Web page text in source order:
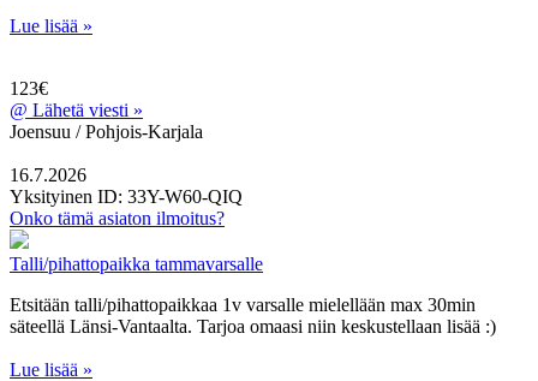
Lue lisää »
123€
@ Lähetä viesti »
Joensuu / Pohjois-Karjala
16.7.2026
Yksityinen ID: 33Y-W60-QIQ
Onko tämä asiaton ilmoitus?
Talli/pihattopaikka tammavarsalle
Etsitään talli/pihattopaikkaa 1v varsalle mielellään max 30min
säteellä Länsi-Vantaalta. Tarjoa omaasi niin keskustellaan lisää :)
Lue lisää »